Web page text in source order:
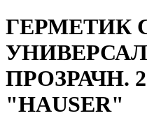
ГЕРМЕТИК
ПРОЗРАЧН.
"HAUSER"